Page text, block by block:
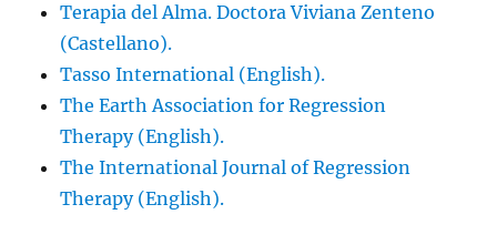
Terapia del Alma. Doctora Viviana Zenteno
(Castellano).
Tasso International (English).
The Earth Association for Regression
Therapy (English).
The International Journal of Regression
Therapy (English).